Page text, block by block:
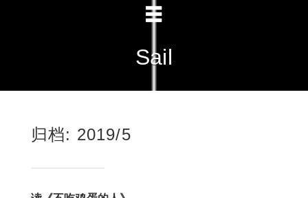
Sail
归档: 2019/5